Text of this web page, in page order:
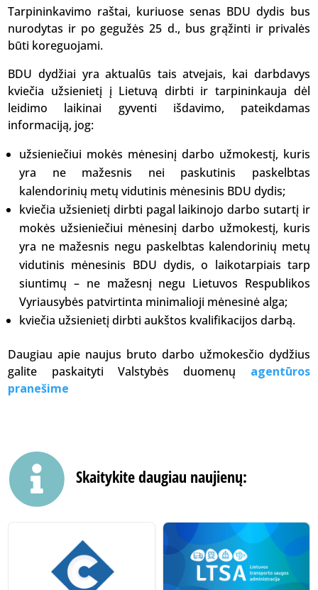
Tarpininkavimo raštai, kuriuose senas BDU dydis bus
nurodytas ir po gegužės 25 d., bus grąžinti ir privalės
būti koreguojami.
BDU dydžiai yra aktualūs tais atvejais, kai darbdavys
kviečia užsienietį į Lietuvą dirbti ir tarpininkauja dėl
leidimo laikinai gyventi išdavimo, pateikdamas
informaciją, jog:
užsieniečiui mokės mėnesinį darbo užmokestį, kuris
yra ne mažesnis nei paskutinis paskelbtas
kalendorinių metų vidutinis mėnesinis BDU dydis;
kviečia užsienietį dirbti pagal laikinojo darbo sutartį ir
mokės užsieniečiui mėnesinį darbo užmokestį, kuris
yra ne mažesnis negu paskelbtas kalendorinių metų
vidutinis mėnesinis BDU dydis, o laikotarpiais tarp
siuntimų – ne mažesnį negu Lietuvos Respublikos
Vyriausybės patvirtinta minimalioji mėnesinė alga;
kviečia užsienietį dirbti aukštos kvalifikacijos darbą.
Daugiau apie naujus bruto darbo užmokesčio dydžius
galite paskaityti Valstybės duomenų agentūros
pranešime
 Skaitykite daugiau naujienų: